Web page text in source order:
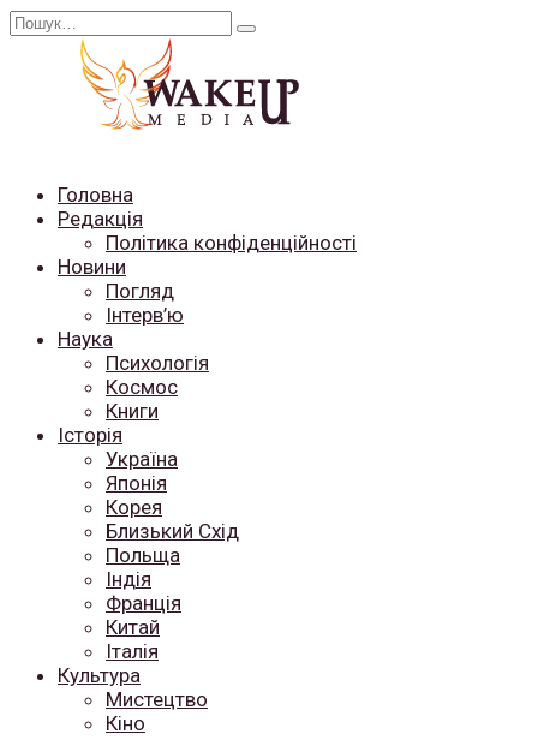
Перейти
Search
Головна
Редакція
Політика конфіденційності
Новини
Погляд
Інтерв’ю
Наука
Психологія
Космос
Книги
Історія
Україна
Японія
Корея
Близький Схід
Польща
Індія
Франція
Китай
Італія
Культура
Мистецтво
Кіно